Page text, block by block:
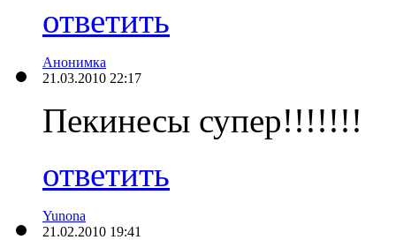
ответить
Анонимка
21.03.2010 22:17
Пекинесы супер!!!!!!!
ответить
Yunona
21.02.2010 19:41